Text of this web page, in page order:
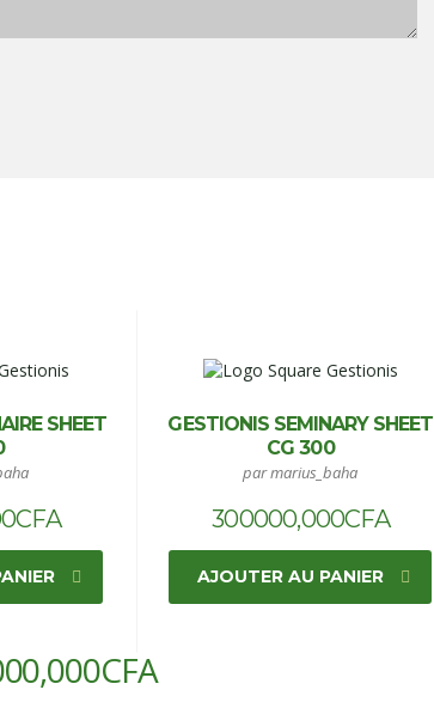
SHEET
CFA
GESTIONIS SEMINARY SHEET
CG 300
par marius_baha
300000,000CFA
AJOUTER AU PANIER
CFA